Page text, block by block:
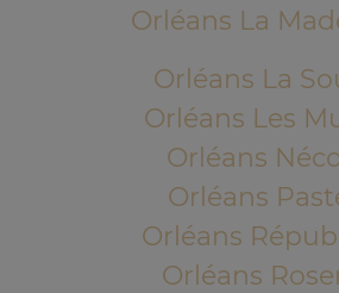
Orléans La
Orléans La
Orléans Les
Orléans
Orléans
Orléans
Orléans